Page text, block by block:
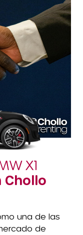
X1
Chollo
una de las
de